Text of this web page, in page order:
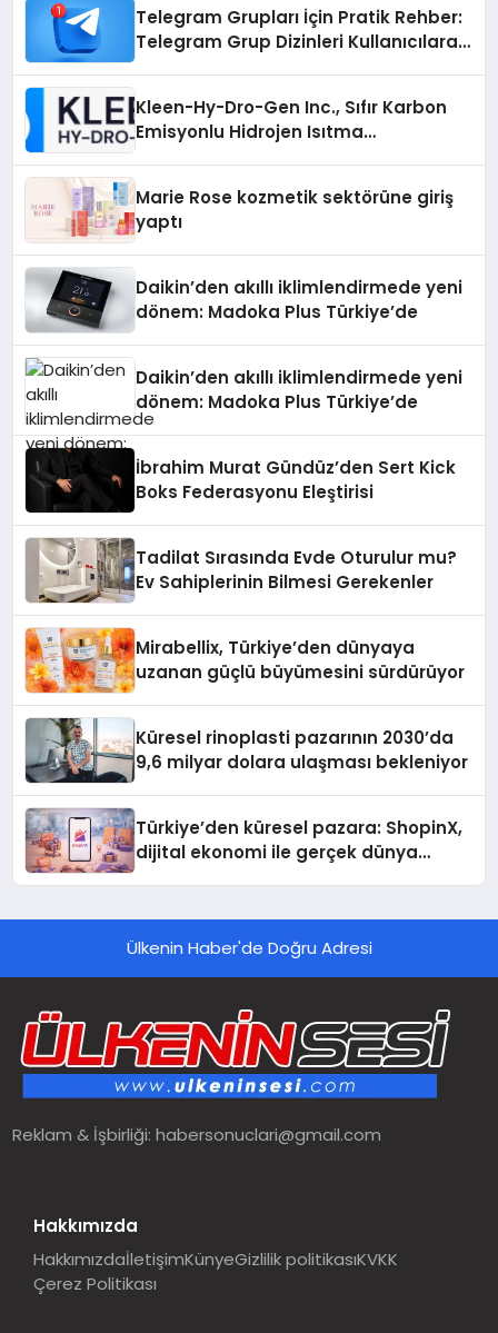
Telegram Grupları İçin Pratik Rehber:
Telegram Grup Dizinleri Kullanıcılara
Kleen-Hy-Dro-Gen Inc., Sıfır Karbon
Emisyonlu Hidrojen Isıtma
Marie Rose kozmetik sektörüne giriş
yaptı
Daikin’den akıllı iklimlendirmede yeni
dönem: Madoka Plus Türkiye’de
Daikin’den akıllı iklimlendirmede yeni
dönem: Madoka Plus Türkiye’de
İbrahim Murat Gündüz’den Sert Kick
Boks Federasyonu Eleştirisi
Tadilat Sırasında Evde Oturulur mu?
Ev Sahiplerinin Bilmesi Gerekenler
Mirabellix, Türkiye’den dünyaya
uzanan güçlü büyümesini sürdürüyor
Küresel rinoplasti pazarının 2030’da
9,6 milyar dolara ulaşması bekleniyor
Türkiye’den küresel pazara: ShopinX,
dijital ekonomi ile gerçek dünya
Ülkenin Haber'de Doğru Adresi
Reklam & İşbirliği:habersonuclari@gmail.com
Hakkımızda
HakkımızdaİletişimKünyeGizlilik politikasıKVKK
Çerez Politikası